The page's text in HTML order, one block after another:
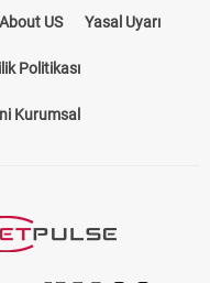
About US Yasal Uyarı
Politikası
Kurumsal